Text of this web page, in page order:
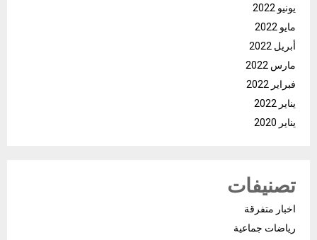
يونيو 2022
مايو 2022
أبريل 2022
مارس 2022
فبراير 2022
يناير 2022
يناير 2020
تصنيفات
اخبار متفرقة
رياضات جماعية